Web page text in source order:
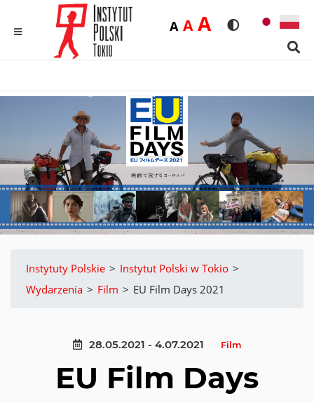
Rozmiar
ADomyślna
AŚrednia
ADużaWersja
Instytuty Polskie > Instytut Polski w Tokio >
Wydarzenia > Film > EU Film Days 2021
28.05.2021 - 4.07.2021 Film
EU Film Days